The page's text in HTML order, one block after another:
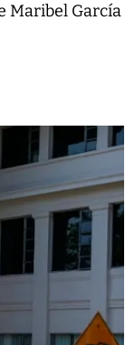
Maribel García